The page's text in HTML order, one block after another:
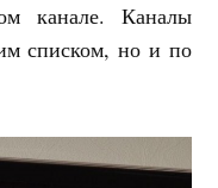
канале. Каналы
списком, но и по